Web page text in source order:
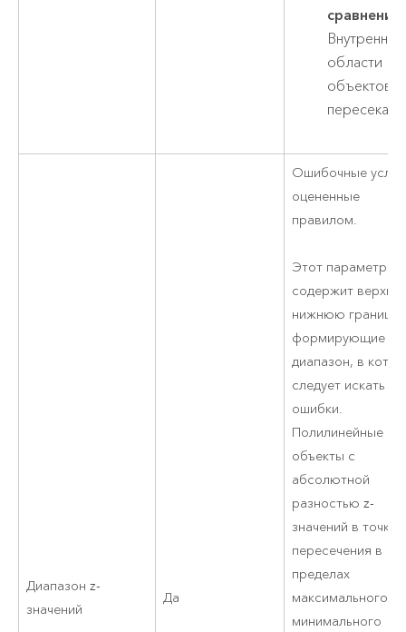
сравнения
Внутренние
области
объектов
Диапазон z-
значений
Да
Ошибочные
оцененные
правилом.
Этот параметр
содержит
нижнюю границы,
формирующие
диапазон, в
следует искать
ошибки.
Полилинейные
объекты с
абсолютной
разностью z-
значений в точке
пересечения в
пределах
максимального и
минимального